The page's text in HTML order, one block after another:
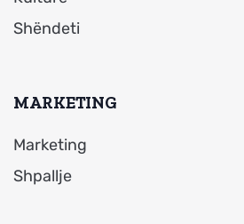
Shëndeti
MARKETING
Marketing
Shpallje